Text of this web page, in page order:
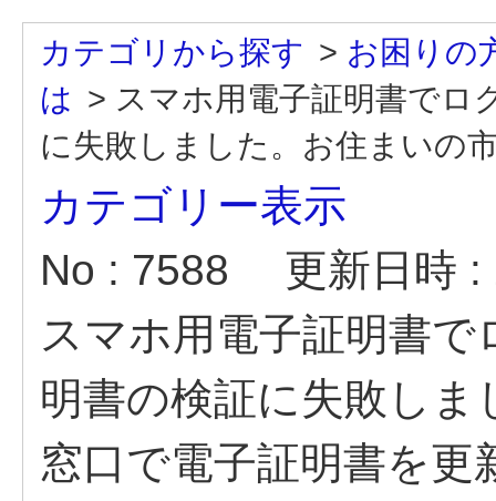
カテゴリから探す > お困りの
は > スマホ用電子証明書でロ
に失敗しました。お住まいの
カテゴリー表示
No : 7588
更新日時
スマホ用電子証明書
明書の検証に失敗し
窓口で電子証明書を